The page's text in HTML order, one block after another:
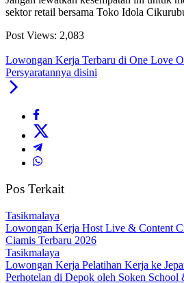
sektor retail bersama Toko Idola
Post Views: 2,083
Lowongan Kerja Terbaru di One Love
Persyaratannya disini
Pos Terkait
Tasikmalaya
Lowongan Kerja Host Live & Content
Ciamis Terbaru 2026
Tasikmalaya
Lowongan Kerja Pelatihan Kerja ke
Perhotelan di Depok oleh Soken